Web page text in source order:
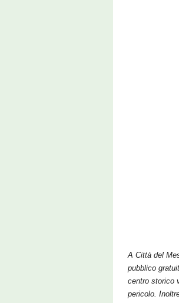
A Città del
pubblico
centro storico
pericolo.